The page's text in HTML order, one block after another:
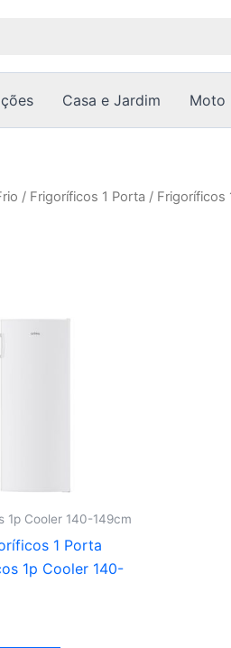
Casa e Jardim Moto
/ Frigoríficos 1 Porta / Frigoríficos
1p Cooler 140-149cm
1 Porta
1p Cooler 140-